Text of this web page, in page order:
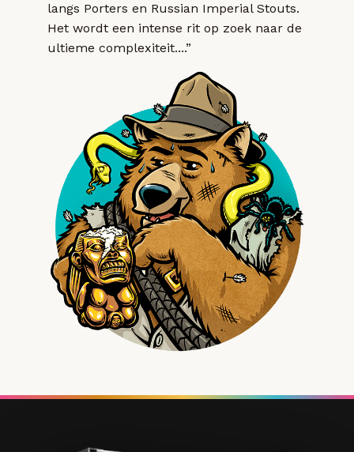
langs Porters en Russian Imperial Stouts.
Het wordt een intense rit op zoek naar de
ultieme complexiteit....”